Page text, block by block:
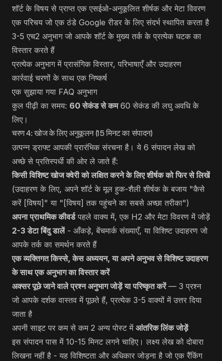
शॉर्ट के विषय से प्राप्त एक एसईओ-अनुकूलित शीर्षक और मेटा विवरण
एक परिचय जो एक ठंडे Google रीडर के लिए संदर्भ स्थापित करता है
3-5 एच2 अनुभाग जो आपके शॉर्ट के मुख्य तर्क के प्रत्येक घटक का
विस्तार करते हैं
प्रत्येक अनुभाग में प्रासंगिक विस्तार, परिभाषाएँ और उदाहरण
कार्रवाई चरणों के साथ एक निष्कर्ष
एक सुझाया गया FAQ अनुभाग
कुल पीढ़ी का समय: 60 सेकंड से कम60 सेकंड की लघु अवधि के
लिए।
चरण 4: खोज के लिए अनुकूलन (15 मिनट का संपादन)
उत्पन्न ड्राफ्ट आपकी प्रारंभिक संरचना है। ये 6 संपादन लेख को
अच्छे से प्रतिस्पर्धी की ओर ले जाते हैं:
किसी विशिष्ट खोज क्वेरी को लक्षित करने के लिए शीर्षक को फिर से लिखें
(उदाहरण के लिए, अपने शॉर्ट के मूल हुक-शैली शीर्षक के बजाय "कैसे
करें [विषय]" या "[विषय] तक पहुंचने का सबसे अच्छा तरीका")
अपना प्राथमिक कीवर्डपहले वाक्य में, एक H2 और मेटा विवरण में जोड़ें
2-3 डेटा बिंदु डालें- आँकड़े, बेंचमार्क संख्याएँ, या विशिष्ट उदाहरण जो
आपके तर्क का समर्थन करते हैं
एक व्यक्तिगत किस्से, केस अध्ययन, या अपने अनुभव से विशिष्ट उदाहरण
के साथ एक अनुभाग का विस्तार करें
अक्सर पूछे जाने वाले प्रश्न अनुभाग जोड़ें या परिष्कृत करें— 3 प्रश्न
जो आपके दर्शक वास्तव में पूछते हैं, प्रत्येक 3-5 वाक्यों में उत्तर दिया
जाता है
अपनी साइट पर कम से कम 2 अन्य पोस्ट में आंतरिक लिंक जोड़ें
इस संपादन पास में 10-15 मिनट लगने चाहिए। लक्ष्य लेख को दोबारा
लिखना नहीं है - यह विशिष्टता और अधिकार जोड़ना है जो एक रैंकिंग